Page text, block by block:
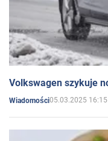
Volkswagen szykuje
Wiadomości05.03.2025 16:15